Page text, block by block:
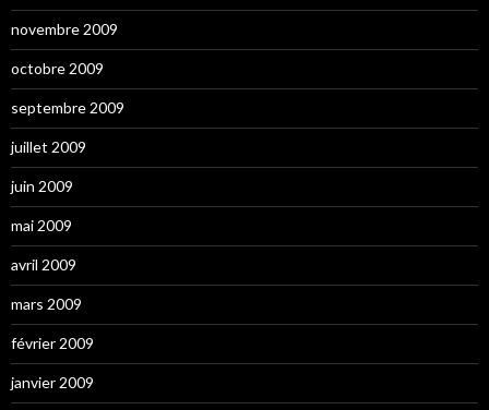
novembre 2009
octobre 2009
septembre 2009
juillet 2009
juin 2009
mai 2009
avril 2009
mars 2009
février 2009
janvier 2009